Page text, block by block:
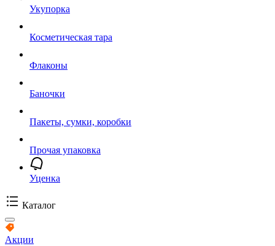
Укупорка
Косметическая тара
Флаконы
Баночки
Пакеты, сумки, коробки
Прочая упаковка
Уценка
Каталог
Акции